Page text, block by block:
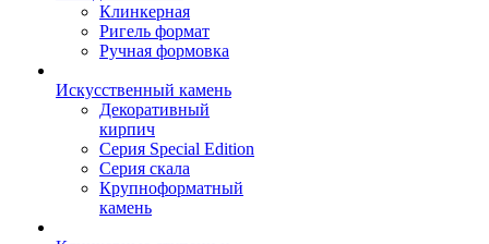
Клинкерная
Ригель формат
Ручная формовка
Искусственный камень
Декоративный
кирпич
Серия Special Edition
Серия скала
Крупноформатный
камень